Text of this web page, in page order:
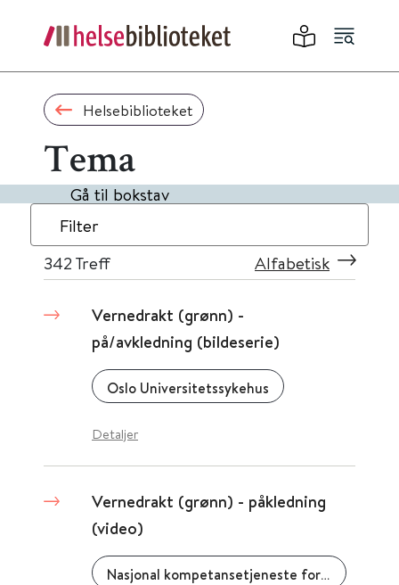
Helsebiblioteket
Tema
Gå til bokstav
Filter
342 Treff Alfabetisk
Vernedrakt (grønn) -
på/avkledning (bildeserie)
Oslo Universitetssykehus
Detaljer
Vernedrakt (grønn) - påkledning
(video)
Nasjonal kompetansetjeneste for prehospital akuttmedisin (NAKOS)